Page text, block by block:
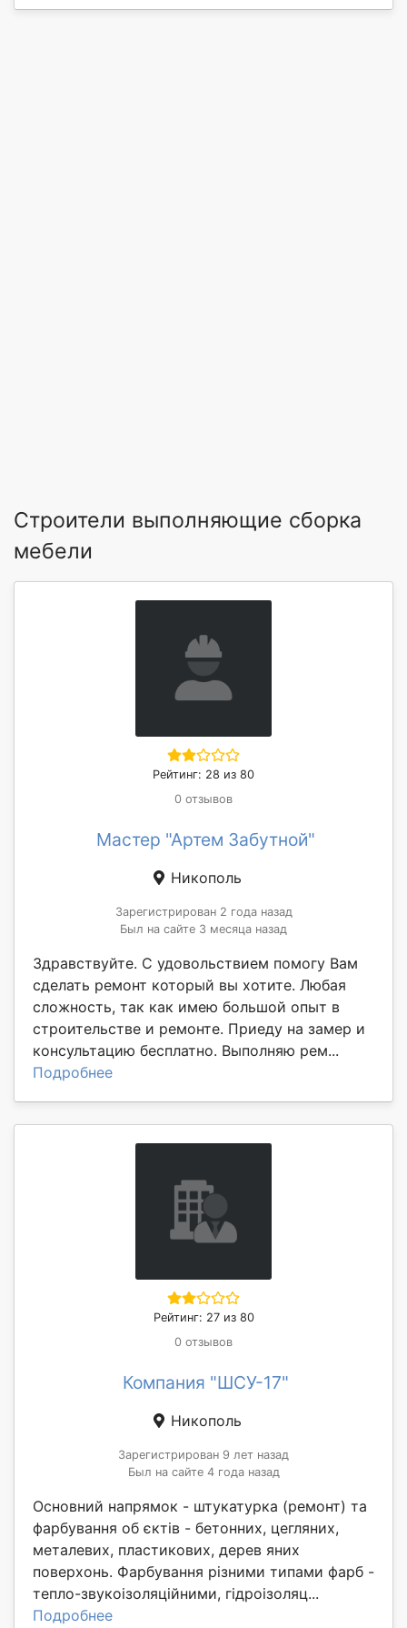
Строители выполняющие сборка
мебели
Рейтинг: 28 из 80
0 отзывов
Мастер "Артем Забутной"
Никополь
Зарегистрирован 2 года назад
Был на сайте 3 месяца назад
Здравствуйте. С удовольствием помогу Вам
сделать ремонт который вы хотите. Любая
сложность, так как имею большой опыт в
строительстве и ремонте. Приеду на замер и
консультацию бесплатно. Выполняю рем...
Подробнее
Рейтинг: 27 из 80
0 отзывов
Компания "ШСУ-17"
Никополь
Зарегистрирован 9 лет назад
Был на сайте 4 года назад
Основний напрямок - штукатурка (ремонт) та
фарбування об єктів - бетонних, цегляних,
металевих, пластикових, дерев яних
поверхонь. Фарбування різними типами фарб -
тепло-звукоізоляційними, гідроізоляц...
Подробнее